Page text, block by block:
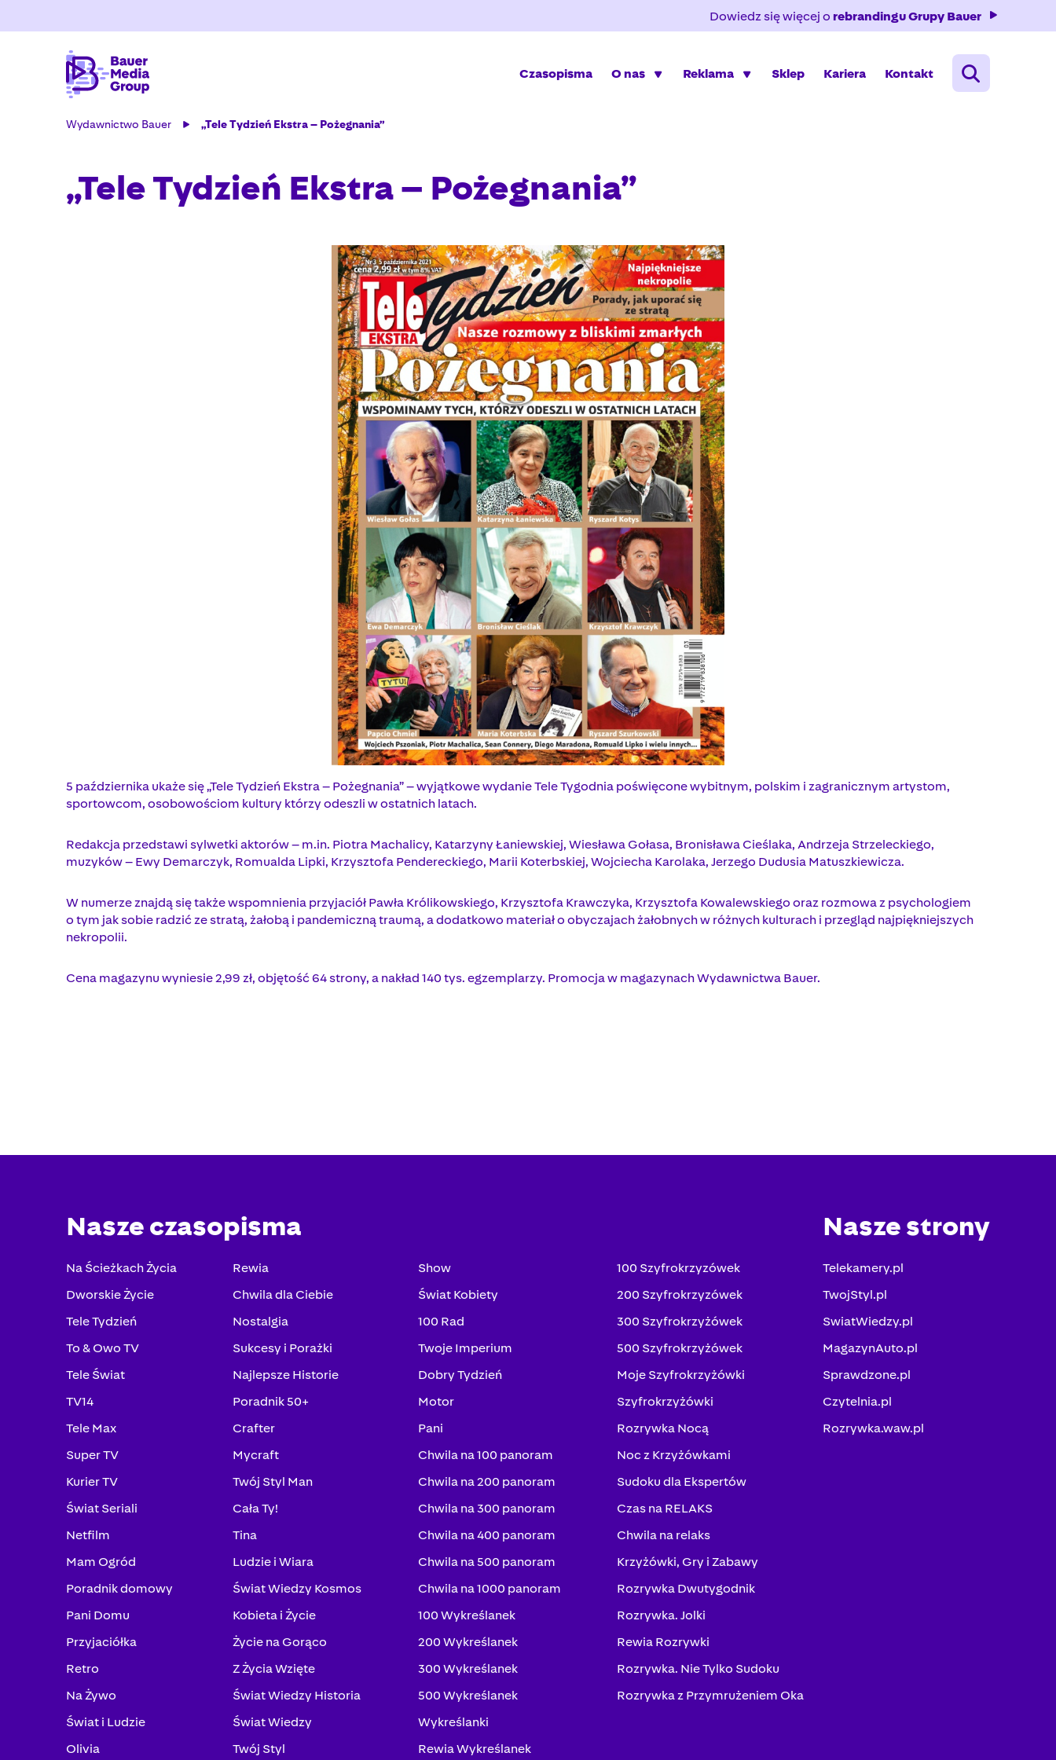
Dowiedz się więcej o rebrandingu Grupy Bauer
Czasopisma O nas Reklama Sklep Kariera Kontakt
Wydawnictwo Bauer „Tele Tydzień Ekstra – Pożegnania”
„Tele Tydzień Ekstra – Pożegnania”
5 października ukaże się „Tele Tydzień Ekstra – Pożegnania” – wyjątkowe wydanie Tele Tygodnia poświęcone wybitnym, polskim i zagranicznym artystom,
sportowcom, osobowościom kultury którzy odeszli w ostatnich latach.
Redakcja przedstawi sylwetki aktorów – m.in. Piotra Machalicy, Katarzyny Łaniewskiej, Wiesława Gołasa, Bronisława Cieślaka, Andrzeja Strzeleckiego,
muzyków – Ewy Demarczyk, Romualda Lipki, Krzysztofa Pendereckiego, Marii Koterbskiej, Wojciecha Karolaka, Jerzego Dudusia Matuszkiewicza.
W numerze znajdą się także wspomnienia przyjaciół Pawła Królikowskiego, Krzysztofa Krawczyka, Krzysztofa Kowalewskiego oraz rozmowa z psychologiem
o tym jak sobie radzić ze stratą, żałobą i pandemiczną traumą, a dodatkowo materiał o obyczajach żałobnych w różnych kulturach i przegląd najpiękniejszych
nekropolii.
Cena magazynu wyniesie 2,99 zł, objętość 64 strony, a nakład 140 tys. egzemplarzy. Promocja w magazynach Wydawnictwa Bauer.
Nasze czasopisma
Na Ścieżkach Życia
Dworskie Życie
Tele Tydzień
To & Owo TV
Tele Świat
TV14
Tele Max
Super TV
Kurier TV
Świat Seriali
Netfilm
Mam Ogród
Poradnik domowy
Pani Domu
Przyjaciółka
Retro
Na Żywo
Świat i Ludzie
Olivia
Rewia
Chwila dla Ciebie
Nostalgia
Sukcesy i Porażki
Najlepsze Historie
Poradnik 50+
Crafter
Mycraft
Twój Styl Man
Cała Ty!
Tina
Ludzie i Wiara
Świat Wiedzy Kosmos
Kobieta i Życie
Życie na Gorąco
Z Życia Wzięte
Świat Wiedzy Historia
Świat Wiedzy
Twój Styl
Show
Świat Kobiety
100 Rad
Twoje Imperium
Dobry Tydzień
Motor
Pani
Chwila na 100 panoram
Chwila na 200 panoram
Chwila na 300 panoram
Chwila na 400 panoram
Chwila na 500 panoram
Chwila na 1000 panoram
100 Wykreślanek
200 Wykreślanek
300 Wykreślanek
500 Wykreślanek
Wykreślanki
Rewia Wykreślanek
100 Szyfrokrzyzówek
200 Szyfrokrzyzówek
300 Szyfrokrzyżówek
500 Szyfrokrzyżówek
Moje Szyfrokrzyżówki
Szyfrokrzyżówki
Rozrywka Nocą
Noc z Krzyżówkami
Sudoku dla Ekspertów
Czas na RELAKS
Chwila na relaks
Krzyżówki, Gry i Zabawy
Rozrywka Dwutygodnik
Rozrywka. Jolki
Rewia Rozrywki
Rozrywka. Nie Tylko Sudoku
Rozrywka z Przymrużeniem Oka
Nasze strony
Telekamery.pl
TwojStyl.pl
SwiatWiedzy.pl
MagazynAuto.pl
Sprawdzone.pl
Czytelnia.pl
Rozrywka.waw.pl